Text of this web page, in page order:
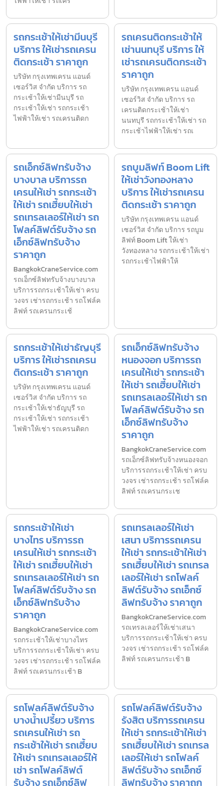
รถกระเช้าให้เช่ามีนบุรี
บริการ ให้เช่ารถเครน
ติดกระเช้า ราคาถูก
บริษัท กรุงเทพเครน แอนด์
เซอร์วิส จำกัด บริการ รถ
กระเช้าให้เช่ามีนบุรี รถ
กระเช้าให้เช่า รถกระเช้า
ไฟฟ้าให้เช่า รถเครนติดก
รถเครนติดกระเช้าให้
เช่านนทบุรี บริการ ให้
เช่ารถเครนติดกระเช้า
ราคาถูก
บริษัท กรุงเทพเครน แอนด์
เซอร์วิส จำกัด บริการ รถ
เครนติดกระเช้าให้เช่า
นนทบุรี รถกระเช้าให้เช่า รถ
กระเช้าไฟฟ้าให้เช่า รถเ
รถเอ็กซ์ลิฟทรับจ้าง
บางบาล บริการรถ
เครนให้เช่า รถกระเช้า
ให้เช่า รถเฮี้ยบให้เช่า
รถเทรลเลอร์ให้เช่า รถ
โฟลค์ลิฟต์รับจ้าง รถ
เอ็กซ์ลิฟทรับจ้าง
ราคาถูก
BangkokCraneService.com
รถเอ็กซ์ลิฟทรับจ้างบางบาล
บริการรถกระเช้าให้เช่า ครบ
วงจร เช่ารถกระเช้า รถโฟล์ค
ลิฟท์ รถเครนกระเช้
รถบูมลิฟท์ Boom Lift
ให้เช่าวังทองหลาง
บริการ ให้เช่ารถเครน
ติดกระเช้า ราคาถูก
บริษัท กรุงเทพเครน แอนด์
เซอร์วิส จำกัด บริการ รถบูม
ลิฟท์ Boom Lift ให้เช่า
วังทองหลาง รถกระเช้าให้เช่า
รถกระเช้าไฟฟ้าให้
รถกระเช้าให้เช่าธัญบุรี
บริการ ให้เช่ารถเครน
ติดกระเช้า ราคาถูก
บริษัท กรุงเทพเครน แอนด์
เซอร์วิส จำกัด บริการ รถ
กระเช้าให้เช่าธัญบุรี รถ
กระเช้าให้เช่า รถกระเช้า
ไฟฟ้าให้เช่า รถเครนติดก
รถเอ็กซ์ลิฟทรับจ้าง
หนองจอก บริการรถ
เครนให้เช่า รถกระเช้า
ให้เช่า รถเฮี้ยบให้เช่า
รถเทรลเลอร์ให้เช่า รถ
โฟลค์ลิฟต์รับจ้าง รถ
เอ็กซ์ลิฟทรับจ้าง
ราคาถูก
BangkokCraneService.com
รถเอ็กซ์ลิฟทรับจ้างหนองจอก
บริการรถกระเช้าให้เช่า ครบ
วงจร เช่ารถกระเช้า รถโฟล์ค
ลิฟท์ รถเครนกระเช
รถกระเช้าให้เช่า
บางไทร บริการรถ
เครนให้เช่า รถกระเช้า
ให้เช่า รถเฮี้ยบให้เช่า
รถเทรลเลอร์ให้เช่า รถ
โฟลค์ลิฟต์รับจ้าง รถ
เอ็กซ์ลิฟทรับจ้าง
ราคาถูก
BangkokCraneService.com
รถกระเช้าให้เช่าบางไทร
บริการรถกระเช้าให้เช่า ครบ
วงจร เช่ารถกระเช้า รถโฟล์ค
ลิฟท์ รถเครนกระเช้า B
รถเทรลเลอร์ให้เช่า
เสนา บริการรถเครน
ให้เช่า รถกระเช้าให้เช่า
รถเฮี้ยบให้เช่า รถเทรล
เลอร์ให้เช่า รถโฟลค์
ลิฟต์รับจ้าง รถเอ็กซ์
ลิฟทรับจ้าง ราคาถูก
BangkokCraneService.com
รถเทรลเลอร์ให้เช่าเสนา
บริการรถกระเช้าให้เช่า ครบ
วงจร เช่ารถกระเช้า รถโฟล์ค
ลิฟท์ รถเครนกระเช้า B
รถโฟลค์ลิฟต์รับจ้าง
บางน้ำเปรี้ยว บริการ
รถเครนให้เช่า รถ
กระเช้าให้เช่า รถเฮี้ยบ
ให้เช่า รถเทรลเลอร์ให้
เช่า รถโฟลค์ลิฟต์
รับจ้าง รถเอ็กซ์ลิฟ
รถโฟลค์ลิฟต์รับจ้าง
รังสิต บริการรถเครน
ให้เช่า รถกระเช้าให้เช่า
รถเฮี้ยบให้เช่า รถเทรล
เลอร์ให้เช่า รถโฟลค์
ลิฟต์รับจ้าง รถเอ็กซ์
ลิฟทรับจ้าง ราคาถูก